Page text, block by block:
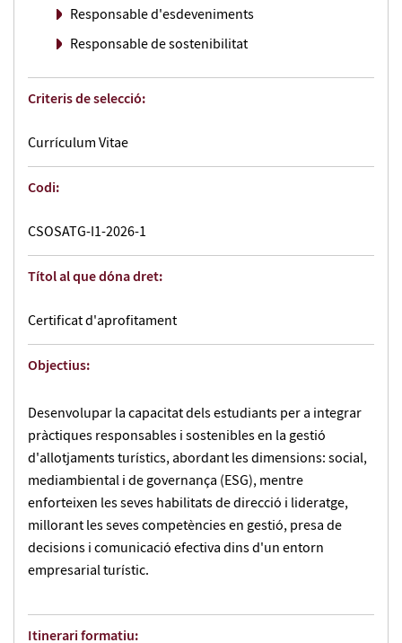
Responsable d'esdeveniments
Responsable de sostenibilitat
Criteris de selecció:
Currículum Vitae
Codi:
CSOSATG-I1-2026-1
Títol al que dóna dret:
Certificat d'aprofitament
Objectius:
Desenvolupar la capacitat dels estudiants per a integrar
pràctiques responsables i sostenibles en la gestió
d'allotjaments turístics, abordant les dimensions: social,
mediambiental i de governança (ESG), mentre
enforteixen les seves habilitats de direcció i lideratge,
millorant les seves competències en gestió, presa de
decisions i comunicació efectiva dins d'un entorn
empresarial turístic.
Itinerari formatiu: